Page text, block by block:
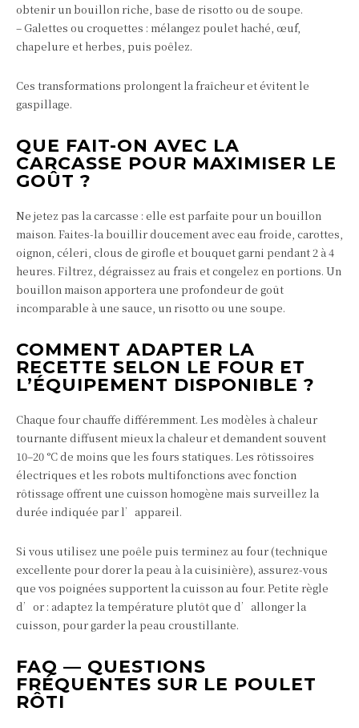
obtenir un bouillon riche, base de risotto ou de soupe.
– Galettes ou croquettes : mélangez poulet haché, œuf,
chapelure et herbes, puis poêlez.
Ces transformations prolongent la fraîcheur et évitent le
gaspillage.
QUE FAIT-ON AVEC LA
CARCASSE POUR MAXIMISER LE
GOÛT ?
Ne jetez pas la carcasse : elle est parfaite pour un bouillon
maison. Faites-la bouillir doucement avec eau froide, carottes,
oignon, céleri, clous de girofle et bouquet garni pendant 2 à 4
heures. Filtrez, dégraissez au frais et congelez en portions. Un
bouillon maison apportera une profondeur de goût
incomparable à une sauce, un risotto ou une soupe.
COMMENT ADAPTER LA
RECETTE SELON LE FOUR ET
L’ÉQUIPEMENT DISPONIBLE ?
Chaque four chauffe différemment. Les modèles à chaleur
tournante diffusent mieux la chaleur et demandent souvent
10–20 °C de moins que les fours statiques. Les rôtissoires
électriques et les robots multifonctions avec fonction
rôtissage offrent une cuisson homogène mais surveillez la
durée indiquée par l’appareil.
Si vous utilisez une poêle puis terminez au four (technique
excellente pour dorer la peau à la cuisinière), assurez-vous
que vos poignées supportent la cuisson au four. Petite règle
d’or : adaptez la température plutôt que d’allonger la
cuisson, pour garder la peau croustillante.
FAQ — QUESTIONS
FRÉQUENTES SUR LE POULET
RÔTI